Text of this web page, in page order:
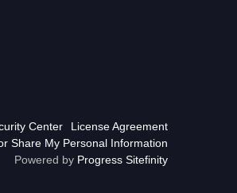
Center
License Agreement
Share My Personal Information
Powered by Progress Sitefinity